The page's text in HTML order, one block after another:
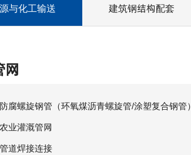
与化工输送 建筑钢结构配套
网
腐螺旋钢管（环氧煤沥青螺旋管/涂塑复合钢管）
业灌溉管网
道焊接连接